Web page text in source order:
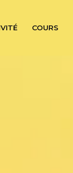
COURS